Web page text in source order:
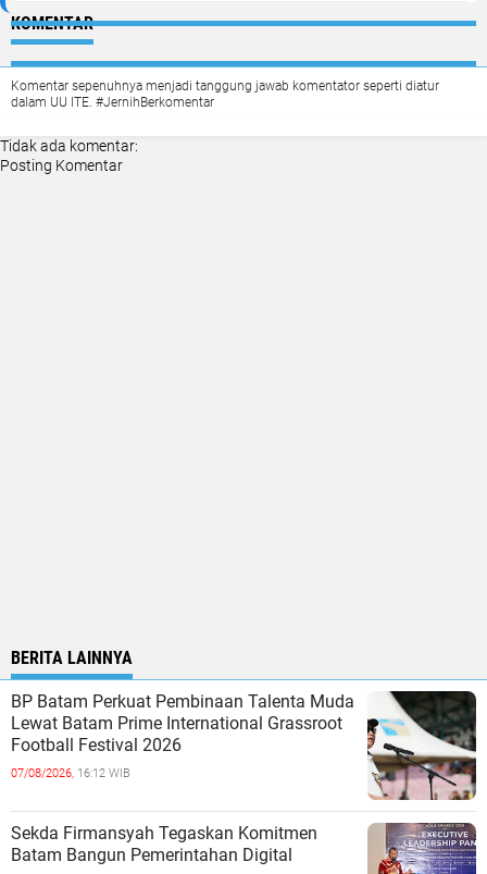
KOMENTAR
Komentar sepenuhnya menjadi tanggung jawab komentator seperti diatur
dalam UU ITE. #JernihBerkomentar
Tidak ada komentar:
Posting Komentar
BERITA LAINNYA
BP Batam Perkuat Pembinaan Talenta Muda
Lewat Batam Prime International Grassroot
Football Festival 2026
07/08/2026, 16:12 WIB
Sekda Firmansyah Tegaskan Komitmen
Batam Bangun Pemerintahan Digital